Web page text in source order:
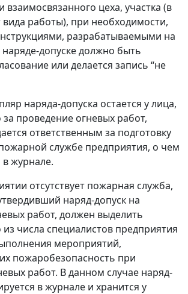
взаимосвязанного цеха, участка (в
вида работы), при необходимости,
разрабатываемыми на
допуске должно быть
или делается запись “не
наряда-допуска остается у лица,
за проведение огневых работ,
ответственным за подготовку
службе предприятия, о чем
в журнале.
отсутствует пожарная служба,
наряд-допуск на
работ, должен выделить
из числа специалистов предприятия
мероприятий,
пожаробезопасность при
работ. В данном случае наряд-
в журнале и хранится у